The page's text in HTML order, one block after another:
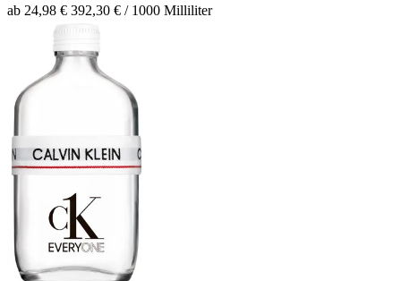
ab 24,98 € 392,30 € / 1000 Milliliter